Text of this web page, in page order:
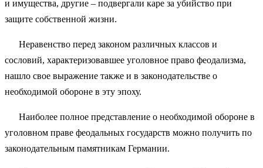
и имущества, другие – подвергали каре за убийство при
защите собственной жизни.
Неравенство перед законом различных классов и
сословий, характеризовавшее уголовное право феодализма,
нашло свое выражение также и в законодательстве о
необходимой обороне в эту эпоху.
Наиболее полное представление о необходимой обороне в
уголовном праве феодальных государств можно получить по
законодательным памятникам Германии.